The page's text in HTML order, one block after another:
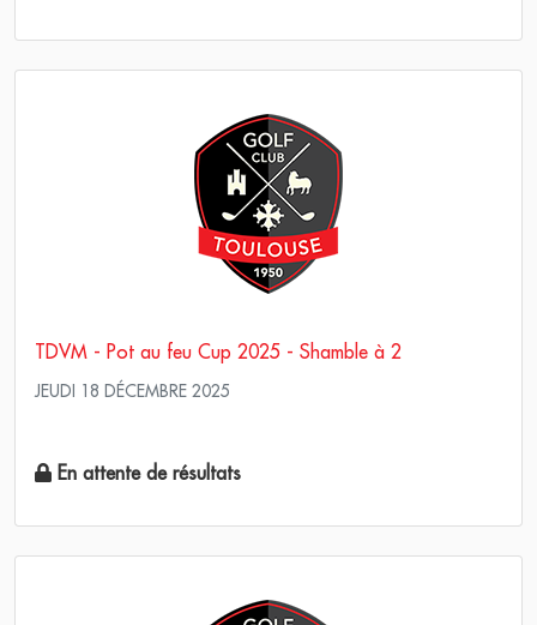
TDVM - Pot au feu Cup 2025 - Shamble à 2
JEUDI 18 DÉCEMBRE 2025
En attente de résultats